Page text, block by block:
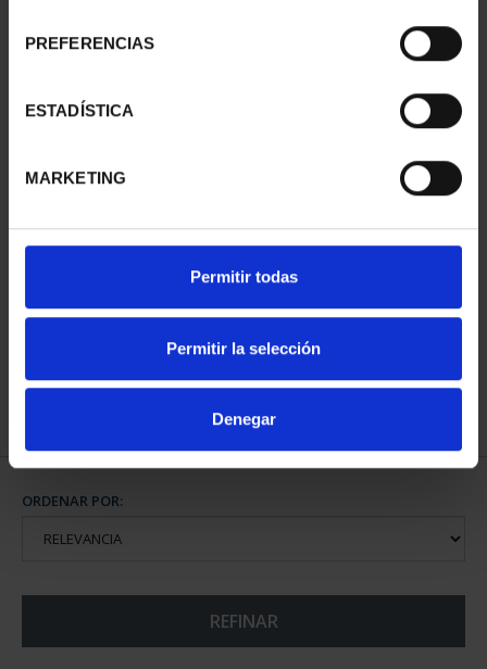
PREFERENCIAS
ESTADÍSTICA
MARKETING
Permitir todas
Permitir la selección
Denegar
CIUDADES PATRIMONIO
73,00 €
ORDENAR POR:
REFINAR